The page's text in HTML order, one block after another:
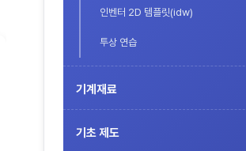
인벤터 2D 템플릿(idw)
투상 연습
기계재료
기초 제도